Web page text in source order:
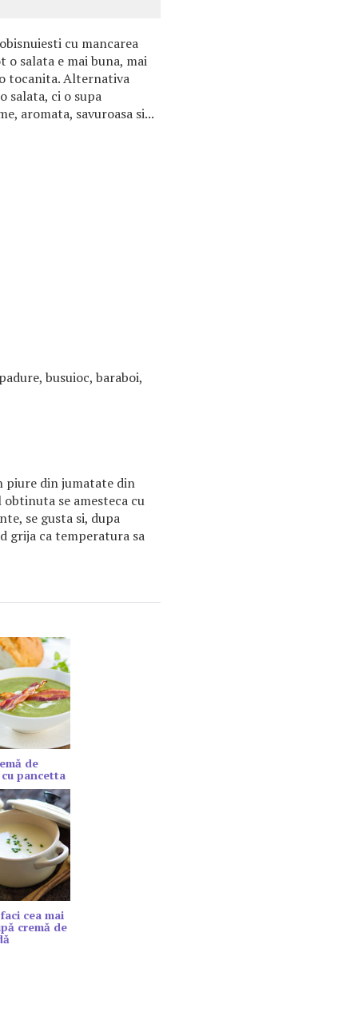
cu mancarea
o salata e mai buna, mai
tocanita. Alternativa
salata, ci o supa
aromata, savuroasa si...
busuioc, baraboi,
piure din jumatate din
se amesteca cu
se gusta si, dupa
grija ca temperatura sa
de
pancetta
cea mai
cremă de